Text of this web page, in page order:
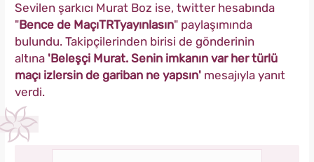
Sevilen şarkıcı Murat Boz ise, twitter hesabında
"Bence de MaçıTRTyayınlasın" paylaşımında
bulundu. Takipçilerinden birisi de gönderinin
altına 'Beleşçi Murat. Senin imkanın var her türlü
maçı izlersin de gariban ne yapsın' mesajıyla yanıt
verdi.